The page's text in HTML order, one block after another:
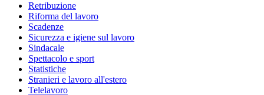
Retribuzione
Riforma del lavoro
Scadenze
Sicurezza e igiene sul lavoro
Sindacale
Spettacolo e sport
Statistiche
Stranieri e lavoro all'estero
Telelavoro